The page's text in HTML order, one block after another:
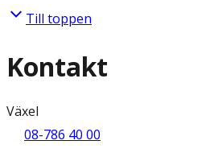
Till toppen
Kontakt
Växel
08-786 40 00